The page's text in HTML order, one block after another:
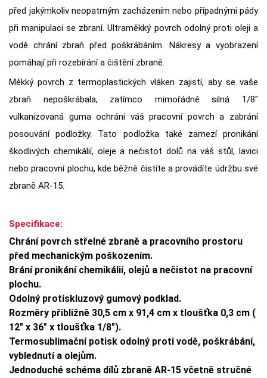
před jakýmkoliv neopatrným zacházením nebo případnými pády
při manipulaci se zbraní. Ultraměkký povrch odolný proti oleji a
vodě chrání zbraň před poškrábáním. Nákresy a vyobrazení
pomáhají při rozebírání a čištění zbraně.
Měkký povrch z termoplastických vláken zajistí, aby se vaše
zbraň nepoškrábala, zatímco mimořádně silná 1/8"
vulkanizovaná guma ochrání váš pracovní povrch a zabrání
posouvání podložky. Tato podložka také zamezí pronikání
škodlivých chemikálií, oleje a nečistot dolů na váš stůl, lavici
nebo pracovní plochu, kde běžně čistíte a provádíte údržbu své
zbraně AR-15.
Specifikace:
Chrání povrch střelné zbraně a pracovního prostoru
před mechanickým poškozením.
Brání pronikání chemikálií, olejů a nečistot na pracovní
plochu.
Odolný protiskluzový gumový podklad.
Rozměry přibližně 30,5 cm x 91,4 cm x tloušťka 0,3 cm (
12" x 36" x tloušťka 1/8").
Termosublimační potisk odolný proti vodě, poškrábání,
vyblednutí a olejům.
Jednoduché schéma dílů zbraně AR-15 včetně stručné